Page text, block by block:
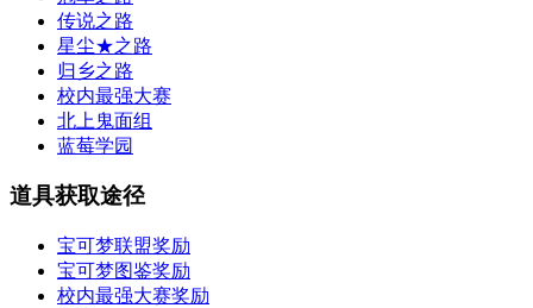
传说之路
星尘★之路
归乡之路
校内最强大赛
北上鬼面组
蓝莓学园
道具获取途径
宝可梦联盟奖励
宝可梦图鉴奖励
校内最强大赛奖励